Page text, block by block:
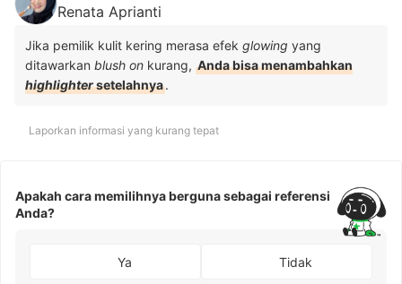
Renata Aprianti
Jika pemilik kulit kering merasa efek glowing yang
ditawarkan blush on kurang, Anda bisa menambahkan
highlightersetelahnya.
Laporkan informasi yang kurang tepat
Apakah cara memilihnya berguna sebagai referensi
Anda?
Ya Tidak